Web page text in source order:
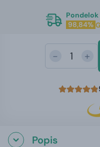
Pondelok
98,84%
- +
Popis